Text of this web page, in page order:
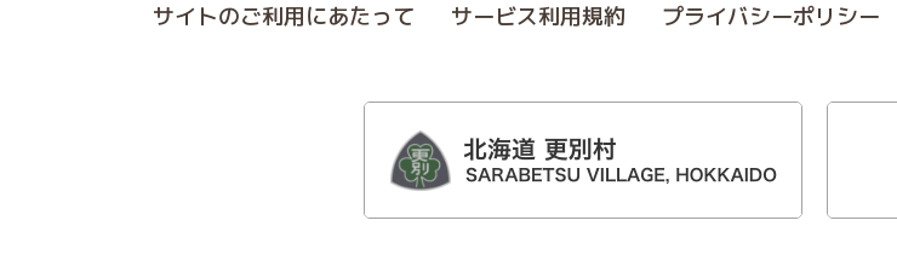
サイトのご利⽤にあたって サービス利⽤規約 プライバシーポリシー